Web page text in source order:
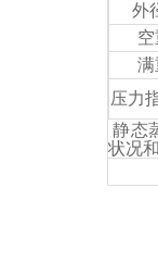
外
满
压力
静态
状况